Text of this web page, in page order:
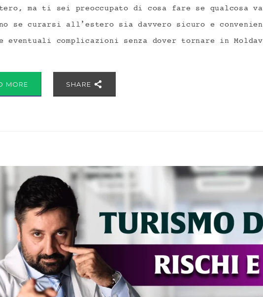
ma ti sei preoccupato di cosa fare se qualcosa
se curarsi all’estero sia davvero sicuro e
eventuali complicazioni senza dover tornare in
MORE SHARE